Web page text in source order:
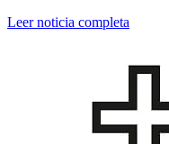
Leer noticia completa